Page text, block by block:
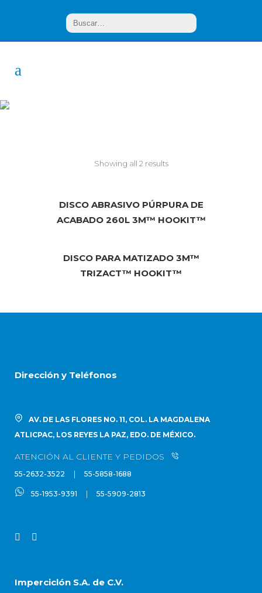
Showing all 2 results
DISCO ABRASIVO PÚRPURA DE
ACABADO 260L 3M™ HOOKIT™
DISCO PARA MATIZADO 3M™
TRIZACT™ HOOKIT™
Dirección y Teléfonos
AV. DE LAS FLORES NO. 11, COL. LA MAGDALENA
ATLICPAC, LOS REYES LA PAZ, EDO. DE MÉXICO.
ATENCIÓN AL CLIENTE Y PEDIDOS
55-2632-3522 | 55-5858-1688
55-1953-9391 | 55-5909-2813
Imperciclón S.A. de C.V.